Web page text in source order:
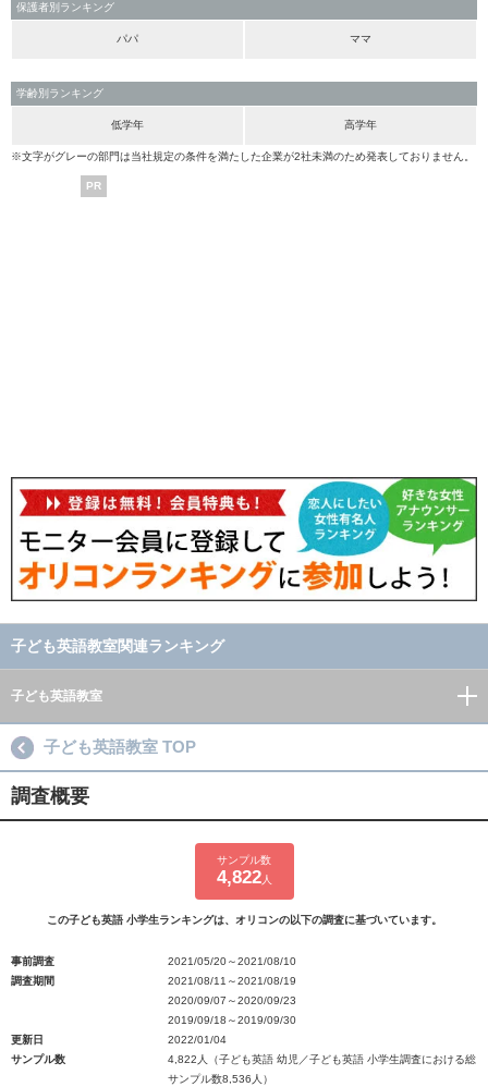
保護者別ランキング
パパ ママ
学齢別ランキング
低学年 高学年
※文字がグレーの部門は当社規定の条件を満たした企業が2社未満のため発表しておりません。
PR
子ども英語教室関連ランキング
子ども英語教室
子ども英語教室 TOP
調査概要
サンプル数
4,822人
この子ども英語 小学生ランキングは、オリコンの以下の調査に基づいています。
事前調査
2021/05/20～2021/08/10
調査期間
2021/08/11～2021/08/19
2020/09/07～2020/09/23
2019/09/18～2019/09/30
更新日
2022/01/04
サンプル数
4,822人（子ども英語 幼児／子ども英語 小学生調査における総
サンプル数8,536人）